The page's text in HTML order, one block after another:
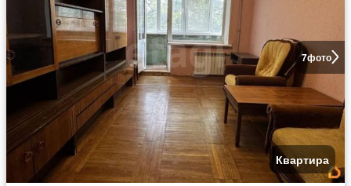
7фото
Квартира